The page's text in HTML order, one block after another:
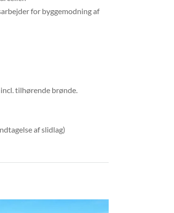
for byggemodning af
tilhørende brønde.
af slidlag)